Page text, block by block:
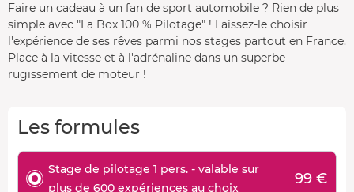
Faire un cadeau à un fan de sport automobile ? Rien de plus
simple avec "La Box 100 % Pilotage" ! Laissez-le choisir
l'expérience de ses rêves parmi nos stages partout en France.
Place à la vitesse et à l'adrénaline dans un superbe
rugissement de moteur !
Les formules
Stage de pilotage 1 pers. - valable sur
plus de 600 expériences au choix
99 €